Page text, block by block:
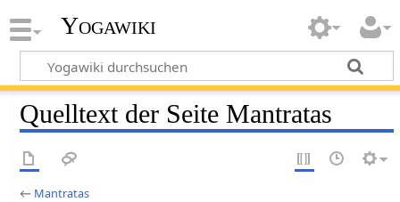
Yogawiki
Quelltext der Seite Mantratas
← Mantratas